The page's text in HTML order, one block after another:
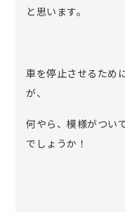
と思います。
車を停止させるため
が、
何やら、模様がつい
でしょうか！